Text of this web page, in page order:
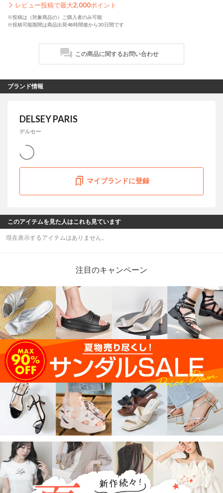
レビュー投稿で最大2,000ポイント
※投稿は（対象商品の）ご購入者のみ可能
※投稿可能期間は商品出荷48時間後から30日間です
この商品に関するお問い合わせ
ブランド情報
DELSEY PARIS
デルセー
マイブランドに登録
このアイテムを見た人はこれも見ています
現在表示するアイテムはありません。
注目のキャンペーン